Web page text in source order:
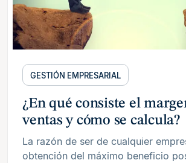
GESTIÓN EMPRESARIAL
¿En qué consiste el
ventas y cómo se calcula?
La razón de ser de cualquier
obtención del máximo beneficio